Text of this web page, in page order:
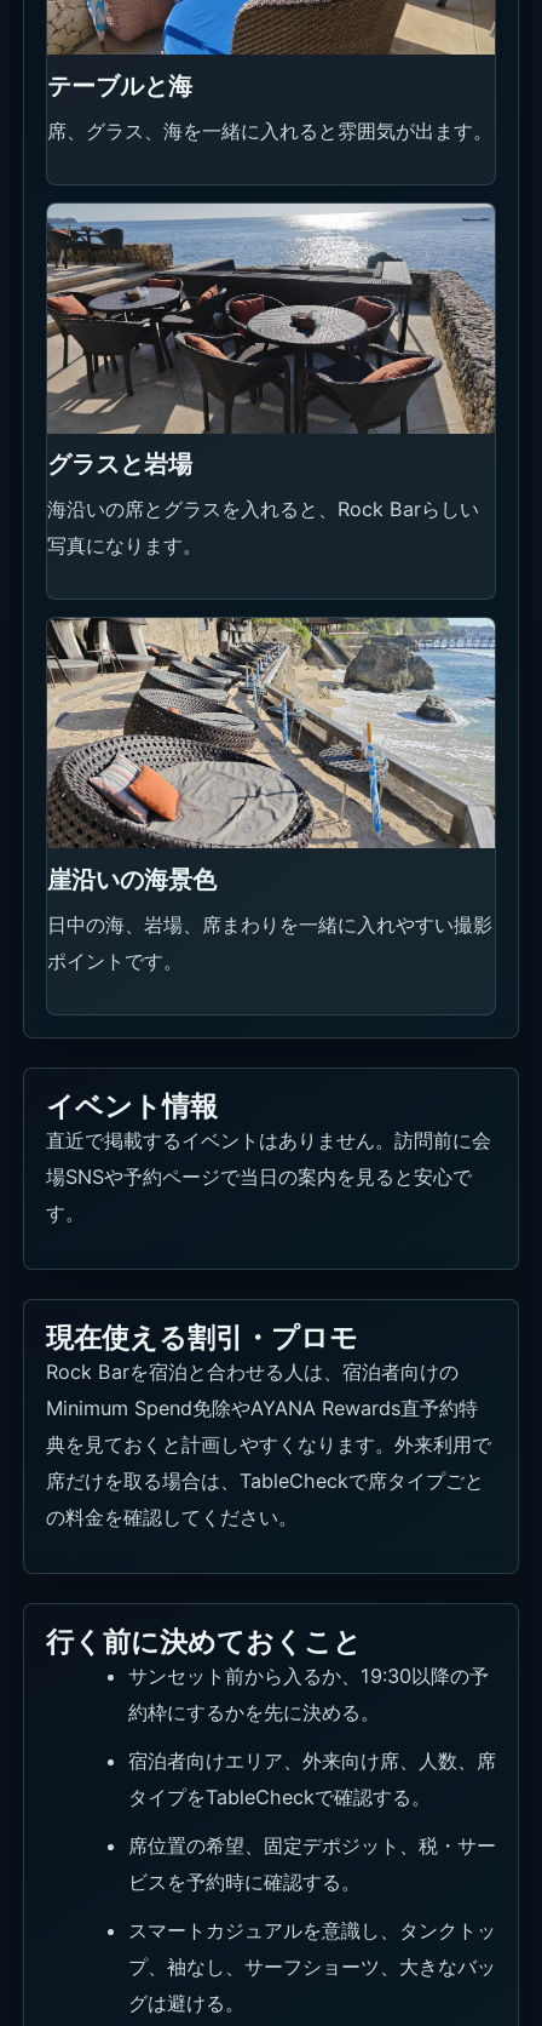
崖沿いの海景色
日中の海、岩場、席まわりを一緒に入れやすい撮影
ポイントです。
イベント情報
直近で掲載するイベントはありません。訪問前に会
場SNSや予約ページで当日の案内を見ると安心で
す。
現在使える割引・プロモ
Rock Barを宿泊と合わせる人は、宿泊者向けの
Minimum Spend免除やAYANA Rewards直予約特
典を見ておくと計画しやすくなります。外来利用で
席だけを取る場合は、TableCheckで席タイプごと
の料金を確認してください。
行く前に決めておくこと
タイプをTableCheckで確認する。
席位置の希望、固定デポジット、税・サー
ビスを予約時に確認する。
グは避ける。
非宿泊で行く日は、帰りの車を先に考えて
おく。
予約方法とおすすめ予約先
Rock Barの席だけを予約する日はTableCheckが主
め、ドレスコードとMinimum Spendも合わせて確
認します。
AYANAに泊まる予定がある場合は、宿泊者向けの
優先アクセスや宿泊オファーも見ておくと、サンセ
ット前後の動き方を組み立てやすくなります。
KlookはAYANA宿泊の比較用で、Rock Barの席予
約ではありません。
おすすめ度
★★★★★